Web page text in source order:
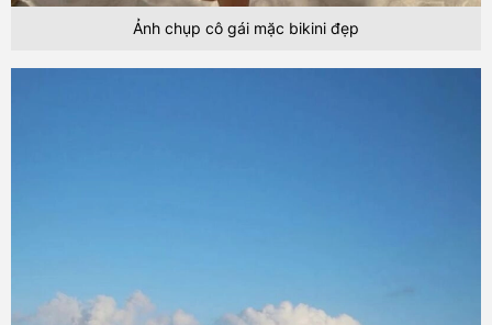
Ảnh chụp cô gái mặc bikini đẹp